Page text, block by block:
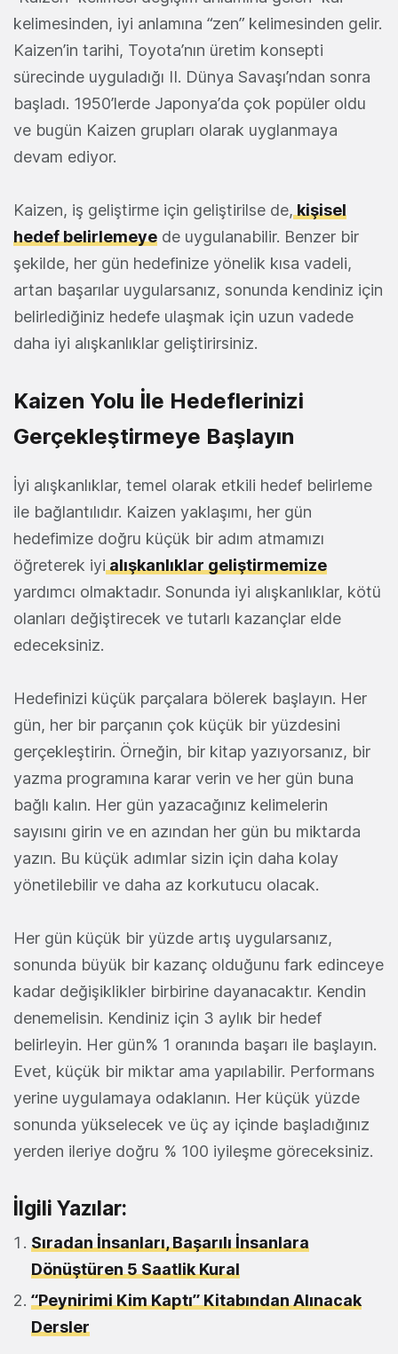
kelimesinden, iyi anlamına “zen” kelimesinden gelir.
Kaizen’in tarihi, Toyota’nın üretim konsepti
sürecinde uyguladığı II. Dünya Savaşı’ndan sonra
başladı. 1950’lerde Japonya’da çok popüler oldu
ve bugün Kaizen grupları olarak uyglanmaya
devam ediyor.
Kaizen, iş geliştirme için geliştirilse de, kişisel
hedef belirlemeye de uygulanabilir. Benzer bir
şekilde, her gün hedefinize yönelik kısa vadeli,
artan başarılar uygularsanız, sonunda kendiniz için
belirlediğiniz hedefe ulaşmak için uzun vadede
daha iyi alışkanlıklar geliştirirsiniz.
Kaizen Yolu İle Hedeflerinizi
Gerçekleştirmeye Başlayın
İyi alışkanlıklar, temel olarak etkili hedef belirleme
ile bağlantılıdır. Kaizen yaklaşımı, her gün
hedefimize doğru küçük bir adım atmamızı
öğreterek iyi alışkanlıklar geliştirmemize
yardımcı olmaktadır. Sonunda iyi alışkanlıklar, kötü
olanları değiştirecek ve tutarlı kazançlar elde
edeceksiniz.
Hedefinizi küçük parçalara bölerek başlayın. Her
gün, her bir parçanın çok küçük bir yüzdesini
gerçekleştirin. Örneğin, bir kitap yazıyorsanız, bir
yazma programına karar verin ve her gün buna
bağlı kalın. Her gün yazacağınız kelimelerin
sayısını girin ve en azından her gün bu miktarda
yazın. Bu küçük adımlar sizin için daha kolay
yönetilebilir ve daha az korkutucu olacak.
Her gün küçük bir yüzde artış uygularsanız,
sonunda büyük bir kazanç olduğunu fark edinceye
kadar değişiklikler birbirine dayanacaktır. Kendin
denemelisin. Kendiniz için 3 aylık bir hedef
belirleyin. Her gün% 1 oranında başarı ile başlayın.
Evet, küçük bir miktar ama yapılabilir. Performans
yerine uygulamaya odaklanın. Her küçük yüzde
sonunda yükselecek ve üç ay içinde başladığınız
yerden ileriye doğru % 100 iyileşme göreceksiniz.
İlgili Yazılar:
Sıradan İnsanları, Başarılı İnsanlara
Dönüştüren 5 Saatlik Kural
“Peynirimi Kim Kaptı” Kitabından Alınacak
Dersler